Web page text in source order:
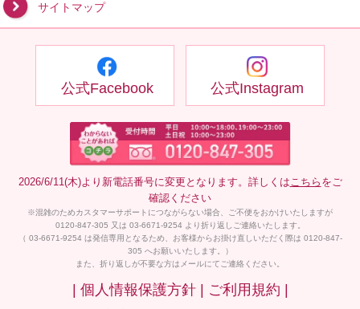
サイトマップ
公式Facebook 公式Instagram
2026/6/11(木)より新電話番号に変更となります。詳しくは こちら をご
確認ください
※混雑のためカスタマーサポートにつながらない場合、ご不便をおかけいたしますが
0120-847-305 又は 03-6671-9254 より折り返しご連絡いたします。
（ 03-6671-9254 は発信専用となるため、お客様からお掛け直しいただく際は 0120-847-
305 へお願いいたします。）
また、折り返しが不要な方はメールにてご連絡ください。
| 個人情報保護方針 | ご利用規約 |